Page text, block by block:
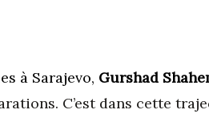
à Sarajevo, Gurshad
C’est dans cette